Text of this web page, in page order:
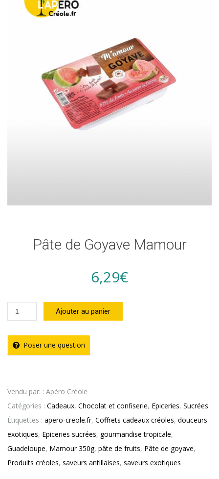
Pâte de Goyave Mamour
6,29€
quantité
de
Pâte
de
Ajouter au panier
Poser une question
Vendu par: : Apéro Créole
Catégories : Cadeaux, Chocolat et confiserie, Epiceries, Sucrées
Étiquettes : apero-creole.fr, Coffrets cadeaux créoles, douceurs
exotiques, Epiceries sucrées, gourmandise tropicale,
Guadeloupe, Mamour 350g, pâte de fruits, Pâte de goyave,
Produits créoles, saveurs antillaises, saveurs exotiques